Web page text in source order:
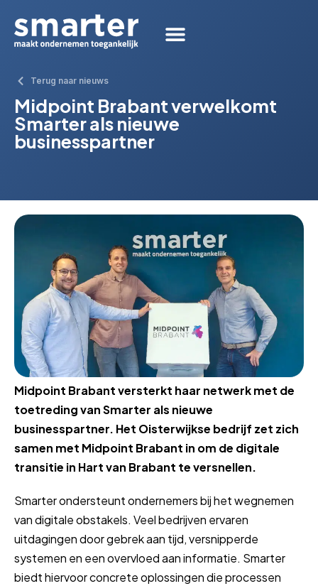
Terug naar nieuws
Midpoint Brabant verwelkomt
Smarter als nieuwe
businesspartner
Midpoint Brabant versterkt haar netwerk met de
toetreding van Smarter als nieuwe
businesspartner. Het Oisterwijkse bedrijf zet zich
samen met Midpoint Brabant in om de digitale
transitie in Hart van Brabant te versnellen.
Smarter ondersteunt ondernemers bij het wegnemen
van digitale obstakels. Veel bedrijven ervaren
uitdagingen door gebrek aan tijd, versnipperde
systemen en een overvloed aan informatie. Smarter
biedt hiervoor concrete oplossingen die processen